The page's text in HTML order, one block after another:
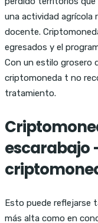
una actividad agrícola
docente.
egresados y el
Con un estilo grosero
criptomoneda t no
tratamiento.
escarabajo
Esto puede reflejarse
más alta como en